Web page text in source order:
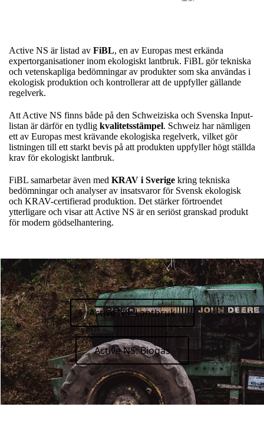
Active NS är listad av FiBL, en av Europas mest erkända
expertorganisationer inom ekologiskt lantbruk. FiBL gör tekniska
och vetenskapliga bedömningar av produkter som ska användas i
ekologisk produktion och kontrollerar att de uppfyller gällande
regelverk.
Att Active NS finns både på den Schweiziska och Svenska Input-
listan är därför en tydlig kvalitetsstämpel. Schweiz har nämligen
ett av Europas mest krävande ekologiska regelverk, vilket gör
listningen till ett starkt bevis på att produkten uppfyller högt ställda
krav för ekologiskt lantbruk.
FiBL samarbetar även med KRAV i Sverige kring tekniska
bedömningar och analyser av insatsvaror för Svensk ekologisk
och KRAV-certifierad produktion. Det stärker förtroendet
ytterligare och visar att Active NS är en seriöst granskad produkt
för modern gödselhantering.
Active NS: Lantbruk
Active NS: Biogas